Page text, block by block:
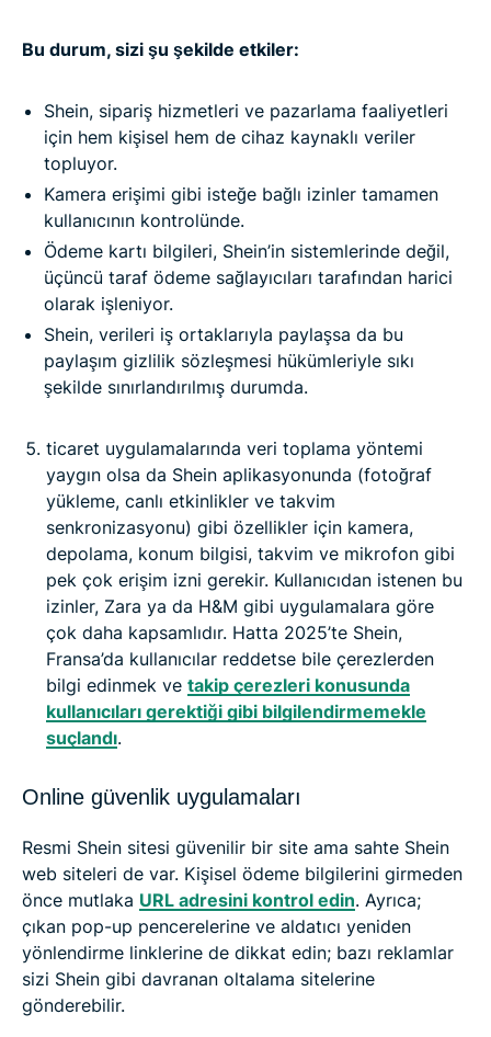
Bu durum, sizi şu şekilde etkiler:
Shein, sipariş hizmetleri ve pazarlama faaliyetleri
için hem kişisel hem de cihaz kaynaklı veriler
topluyor.
Kamera erişimi gibi isteğe bağlı izinler tamamen
kullanıcının kontrolünde.
Ödeme kartı bilgileri, Shein’in sistemlerinde değil,
üçüncü taraf ödeme sağlayıcıları tarafından harici
olarak işleniyor.
Shein, verileri iş ortaklarıyla paylaşsa da bu
paylaşım gizlilik sözleşmesi hükümleriyle sıkı
şekilde sınırlandırılmış durumda.
ticaret uygulamalarında veri toplama yöntemi
yaygın olsa da Shein aplikasyonunda (fotoğraf
yükleme, canlı etkinlikler ve takvim
senkronizasyonu) gibi özellikler için kamera,
depolama, konum bilgisi, takvim ve mikrofon gibi
pek çok erişim izni gerekir. Kullanıcıdan istenen bu
izinler, Zara ya da H&M gibi uygulamalara göre
çok daha kapsamlıdır. Hatta 2025’te Shein,
Fransa’da kullanıcılar reddetse bile çerezlerden
bilgi edinmek ve takip çerezleri konusunda
kullanıcıları gerektiği gibi bilgilendirmemekle
suçlandı.
Online güvenlik uygulamaları
Resmi Shein sitesi güvenilir bir site ama sahte Shein
web siteleri de var. Kişisel ödeme bilgilerini girmeden
önce mutlaka URL adresini kontrol edin. Ayrıca;
çıkan pop-up pencerelerine ve aldatıcı yeniden
yönlendirme linklerine de dikkat edin; bazı reklamlar
sizi Shein gibi davranan oltalama sitelerine
gönderebilir.